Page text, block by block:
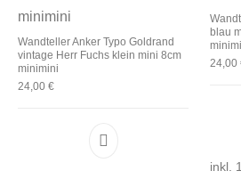
Wandteller Anker Typo Goldrand
vintage Herr Fuchs klein mini 8cm
minimini
24,00€
blau
24,00
inkl.